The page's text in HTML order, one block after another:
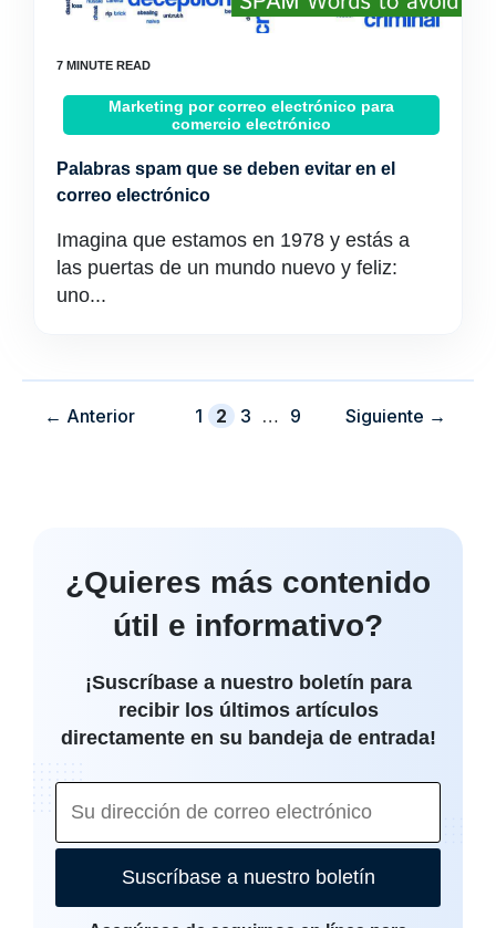
Marketing por correo electrónico para
comercio electrónico
Palabras spam que se deben evitar en el
correo electrónico
Imagina que estamos en 1978 y estás a
las puertas de un mundo nuevo y feliz:
uno...
← Anterior Página
1 Página
2 Página
3 … Página
9 Siguiente →
¿Quieres más contenido
útil e informativo?
¡Suscríbase a nuestro boletín para
recibir los últimos artículos
directamente en su bandeja de entrada!
Suscríbase a nuestro boletín